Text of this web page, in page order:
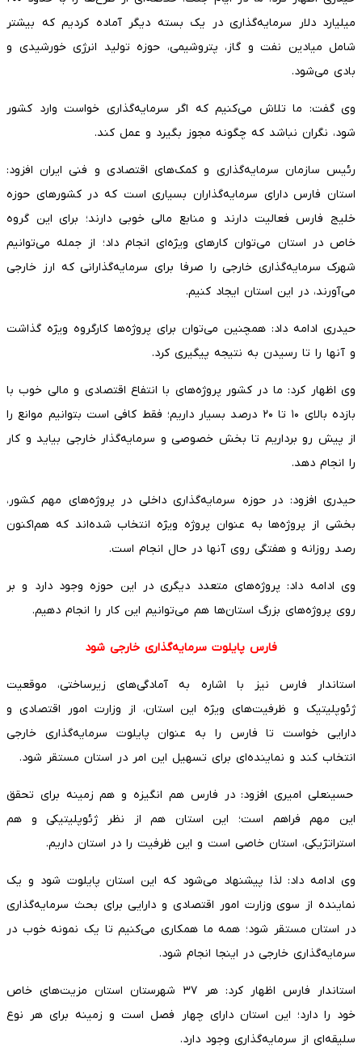
میلیارد دلار سرمایه‌گذاری در یک بسته دیگر آماده کردیم که بیشتر
شامل میادین نفت و گاز، پتروشیمی، حوزه تولید انرژی خورشیدی و
بادی می‌شود.
وی گفت: ما تلاش می‌کنیم که اگر سرمایه‌گذاری خواست وارد کشور
شود، نگران نباشد که چگونه مجوز بگیرد و عمل کند.
رئیس سازمان سرمایه‌گذاری و کمک‌های اقتصادی و فنی ایران افزود:
استان فارس دارای سرمایه‌گذاران بسیاری است که در کشورهای حوزه
خلیج فارس فعالیت دارند و منابع مالی خوبی دارند؛ برای این گروه
خاص در استان می‌توان کارهای ویژه‌ای انجام داد؛ از جمله می‌توانیم
شهرک سرمایه‌گذاری خارجی را صرفا برای سرمایه‌گذارانی که ارز خارجی
می‌آورند، در این استان ایجاد کنیم.
حیدری ادامه داد: همچنین می‌توان برای پروژه‌ها کارگروه ویژه گذاشت
و آنها را تا رسیدن به نتیجه پیگیری کرد.
وی اظهار کرد: ما در کشور پروژه‌های با انتفاع اقتصادی و مالی خوب با
بازده بالای ۱۰ تا ۲۰ درصد بسیار داریم؛ فقط کافی است بتوانیم موانع را
از پیش رو برداریم تا بخش خصوصی و سرمایه‌گذار خارجی بیاید و کار
را انجام دهد.
حیدری افزود: در حوزه سرمایه‌گذاری داخلی در پروژه‌های مهم کشور،
بخشی از پروژه‌ها به عنوان پروژه ویژه انتخاب شده‌اند که هم‌اکنون
رصد روزانه و هفتگی روی آنها در حال انجام است.
وی ادامه داد: پروژه‌های متعدد دیگری در این حوزه وجود دارد و بر
روی پروژه‌های بزرگ استان‌ها هم می‌توانیم این کار را انجام دهیم.
فارس پایلوت سرمایه‌گذاری خارجی شود
استاندار فارس نیز با اشاره به آمادگی‌های زیرساختی، موقعیت
ژئوپلیتیک و ظرفیت‌های ویژه این استان، از وزارت امور اقتصادی و
دارایی خواست تا فارس را به عنوان پایلوت سرمایه‌گذاری خارجی
انتخاب کند و نماینده‌ای برای تسهیل این امر در استان مستقر شود.
حسینعلی امیری افزود: در فارس هم انگیزه و هم زمینه برای تحقق
این مهم فراهم است؛ این استان هم از نظر ژئوپلیتیکی و هم
استراتژیکی، استان خاصی است و این ظرفیت را در استان داریم.
وی ادامه داد: لذا پیشنهاد می‌شود که این استان پایلوت شود و یک
نماینده از سوی وزارت امور اقتصادی و دارایی برای بحث سرمایه‌گذاری
در استان مستقر شود؛ همه ما همکاری می‌کنیم تا یک نمونه خوب در
سرمایه‌گذاری خارجی در اینجا انجام شود.
استاندار فارس اظهار کرد: هر ۳۷ شهرستان استان مزیت‌های خاص
خود را دارد؛ این استان دارای چهار فصل است و زمینه برای هر نوع
سلیقه‌ای از سرمایه‌گذاری وجود دارد.